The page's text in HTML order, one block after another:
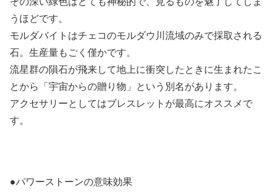
うほどです。
モルダバイトはチェコのモルダウ川流域のみで採取される
石。生産量もごく僅かです。
流星群の隕石が飛来して地上に衝突したときに生まれたこ
とから「宇宙からの贈り物」という別名があります。
アクセサリーとしてはブレスレットが最高にオススメで
す。
●パワーストーンの意味効果